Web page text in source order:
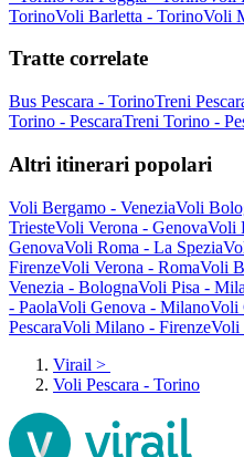
TorinoVoli Barletta - TorinoVoli
Tratte correlate
Bus Pescara - TorinoTreni
Torino - PescaraTreni Torino -
Altri itinerari popolari
Voli Bergamo - VeneziaVoli
TriesteVoli Verona - GenovaVoli
GenovaVoli Roma - La Spezia
FirenzeVoli Verona - RomaVoli
Venezia - BolognaVoli Pisa -
- PaolaVoli Genova - MilanoVoli
PescaraVoli Milano - FirenzeVoli
Virail >
Voli Pescara - Torino